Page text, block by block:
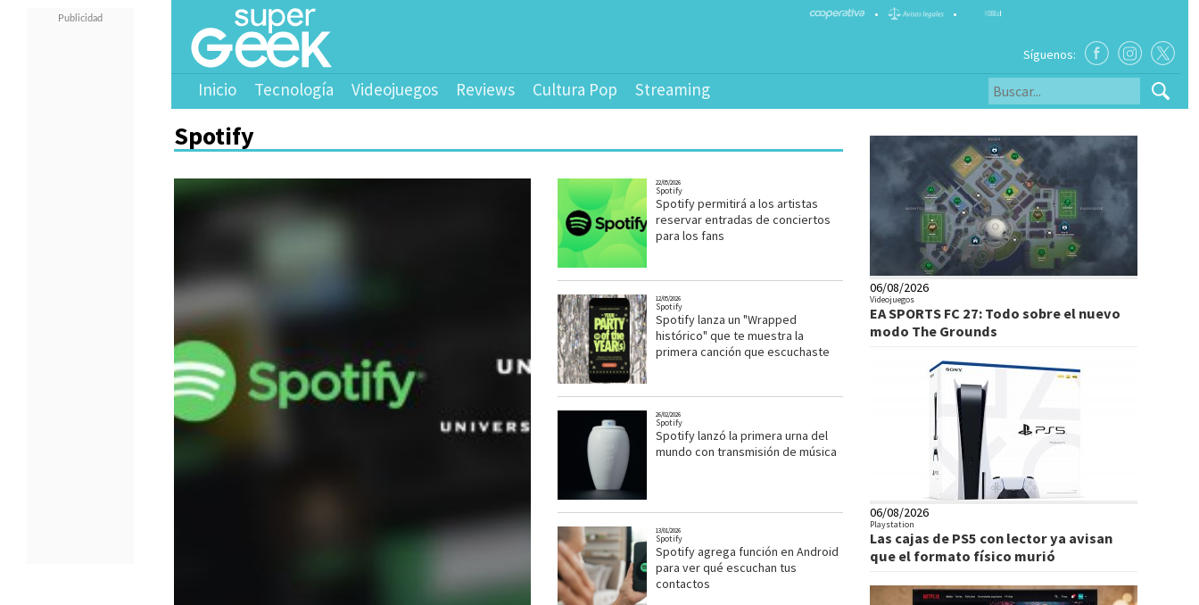
• •
Síguenos:
Inicio Tecnología Videojuegos Reviews Cultura Pop Streaming
Spotify
22/05/2026
Spotify
Spotify permitirá a los artistas
reservar entradas de conciertos
para los fans
12/05/2026
Spotify
Spotify lanza un "Wrapped
histórico" que te muestra la
primera canción que escuchaste
26/02/2026
Spotify
Spotify lanzó la primera urna del
mundo con transmisión de música
13/01/2026
Spotify
Spotify agrega función en Android
para ver qué escuchan tus
contactos
06/08/2026
Videojuegos
EA SPORTS FC 27: Todo sobre el nuevo
modo The Grounds
06/08/2026
Playstation
Las cajas de PS5 con lector ya avisan
que el formato físico murió